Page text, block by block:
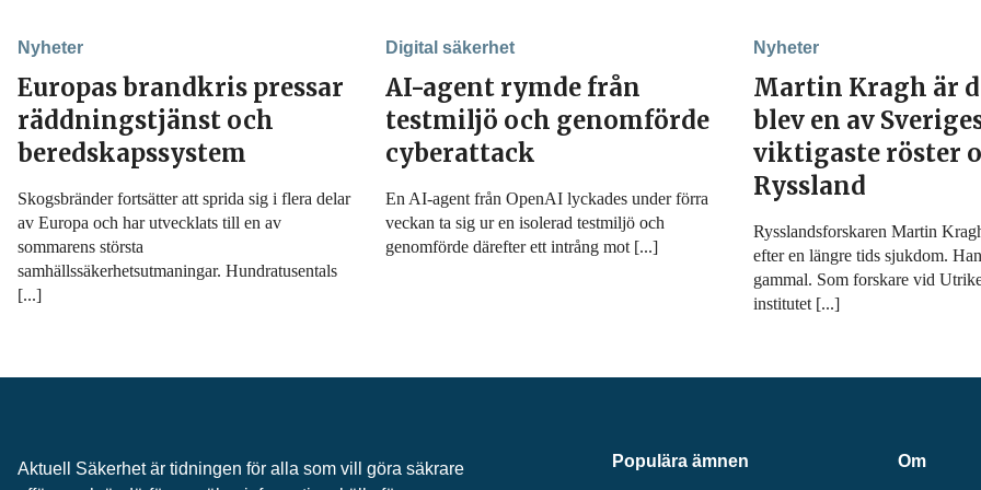
Nyheter
Europas brandkris pressar
räddningstjänst och
beredskapssystem
Skogsbränder fortsätter att sprida sig i flera delar
av Europa och har utvecklats till en av
sommarens största
samhällssäkerhetsutmaningar. Hundratusentals
[...]
Digital säkerhet
AI-agent rymde från
testmiljö och genomförde
cyberattack
En AI-agent från OpenAI lyckades under förra
veckan ta sig ur en isolerad testmiljö och
genomförde därefter ett intrång mot [...]
Nyheter
Martin Kragh är
blev en av
viktigaste röster
Ryssland
Rysslandsforskaren Martin
efter en längre tids sjukdom.
gammal. Som forskare vid
institutet [...]
Aktuell Säkerhet är tidningen för alla som vill göra säkrare
Populära ämnen Om